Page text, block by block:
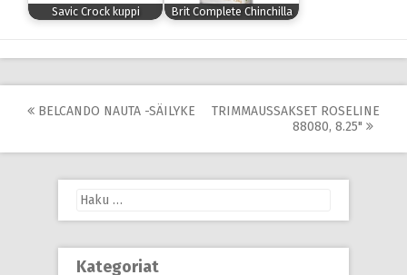
Savic Crock kuppi Brit Complete Chinchilla
Post
BELCANDO NAUTA -SÄILYKE
TRIMMAUSSAKSET ROSELINE
88080, 8.25"
Haku:
Kategoriat